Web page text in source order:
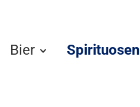
Bier Spirituosen